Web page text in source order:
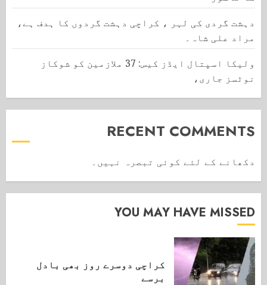
دہشت گردی کی لہر ، کراچی دہشت گردوں کا ہدف ہے،
مراد علی شاہ۔
ولیکا اسپتال ایڈز کیس: 37 ملازمین کو شوکاز
نوٹسز جاری،
RECENT COMMENTS
دکھانے کے لئے کوئی تبصرہ نہیں۔
YOU MAY HAVE MISSED
کراچی دوسرے روز بھی بادل
برسے